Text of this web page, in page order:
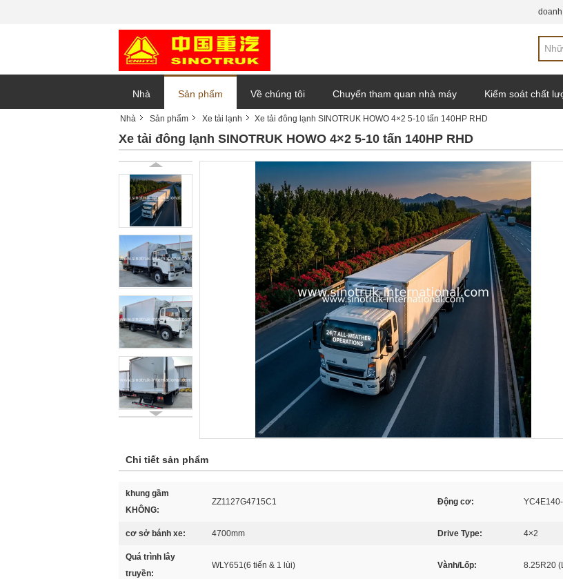
Nhà Sản phẩm Về chúng tôi Chuyến tham quan nhà máy Kiểm soát chất
Nhà Sản phẩm Xe tải lạnh Xe tải đông lạnh SINOTRUK HOWO 4×2 5-10 tấn 140HP RHD
Xe tải đông lạnh SINOTRUK HOWO 4×2 5-10 tấn 140HP RHD
Chi tiết sản phẩm
khung gầm
KHÔNG:
ZZ1127G4715C1 Động cơ:
cơ sở bánh xe: 4700mm Drive Type: 4×2
Quá trình lây
truyền:
WLY651(6 tiến & 1 lùi) Vành/Lốp: 8.25R20